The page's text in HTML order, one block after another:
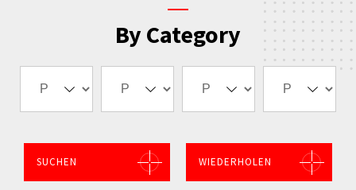
By Category
SUCHEN WIEDERHOLEN